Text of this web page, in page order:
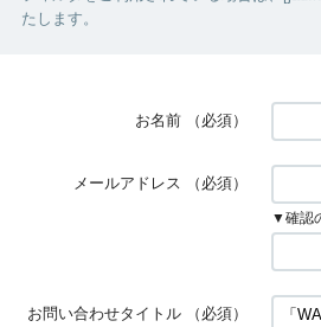
たします。
お名前 （必須）
メールアドレス （必須）
▼確認
お問い合わせタイトル （必須）